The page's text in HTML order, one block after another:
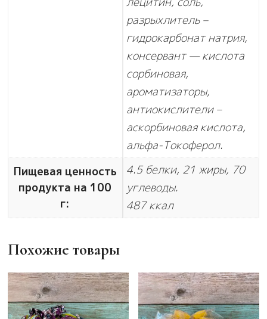
разрыхлитель –
гидрокарбонат натрия,
консервант — кислота
сорбиновая,
ароматизаторы,
антиокислители –
аскорбиновая кислота,
альфа-Токоферол.
Пищевая ценность
продукта на 100
г:
4.5 белки, 21 жиры, 70
углеводы.
487 ккал
Похожие товары